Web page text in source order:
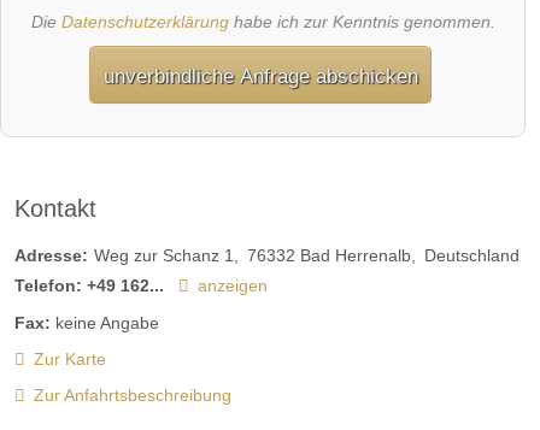
Die Datenschutzerklärunghabe ich zur Kenntnis genommen.
unverbindliche Anfrage abschicken
Kontakt
Adresse: Weg zur Schanz 1 76332 Bad Herrenalb
Deutschland
Telefon: +49 162...
anzeigen
Fax: keine Angabe
Zur Karte
Zur Anfahrtsbeschreibung